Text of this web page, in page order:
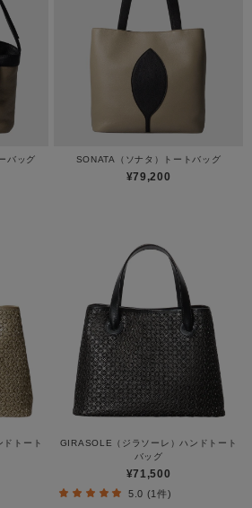
バッグ SONATA（ソナタ）トートバッグ
¥79,200
トート
GIRASOLE（ジラソーレ）ハンドトート
バッグ
¥71,500
5.0 (1件)